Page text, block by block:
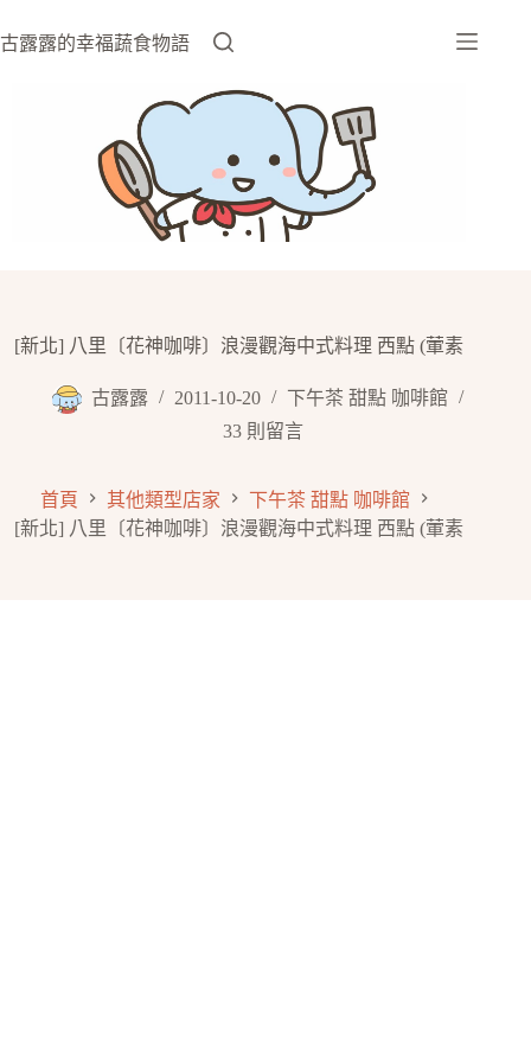
至
古露露的幸福蔬食物語
[新北] 八里〔花神咖啡〕浪漫觀海中式料理 西點 (葷素
古露露 2011-10-20
下午茶 甜點 咖啡館
33 則留言
首頁 其他類型店家
下午茶 甜點 咖啡館
[新北] 八里〔花神咖啡〕浪漫觀海中式料理 西點 (葷素